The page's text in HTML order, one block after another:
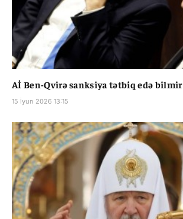
Aİ Ben-Qvirə sanksiya tətbiq edə bilmir
15 İyun 2026 13:15